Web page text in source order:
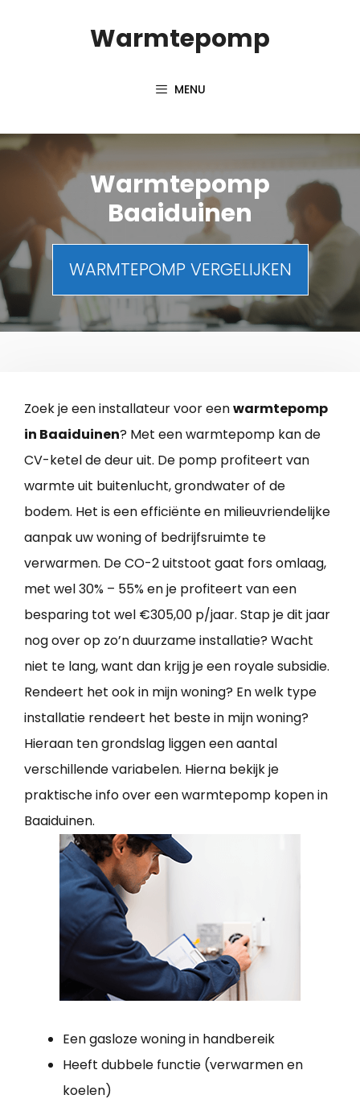
Warmtepomp
MENU
Warmtepomp
Baaiduinen
WARMTEPOMP VERGELIJKEN
Zoek je een installateur voor eenwarmtepomp
in Baaiduinen? Met een warmtepomp kan de
CV-ketel de deur uit. De pomp profiteert van
warmte uit buitenlucht, grondwater of de
bodem. Het is een efficiënte en milieuvriendelijke
aanpak uw woning of bedrijfsruimte te
verwarmen. De CO-2 uitstoot gaat fors omlaag,
met wel 30% – 55% en je profiteert van een
besparing tot wel €305,00 p/jaar. Stap je dit jaar
nog over op zo’n duurzame installatie? Wacht
niet te lang, want dan krijg je een royale subsidie.
Rendeert het ook in mijn woning? En welk type
installatie rendeert het beste in mijn woning?
Hieraan ten grondslag liggen een aantal
verschillende variabelen. Hierna bekijk je
praktische info over een warmtepomp kopen in
Baaiduinen.
Een gasloze woning in handbereik
Heeft dubbele functie (verwarmen en
koelen)